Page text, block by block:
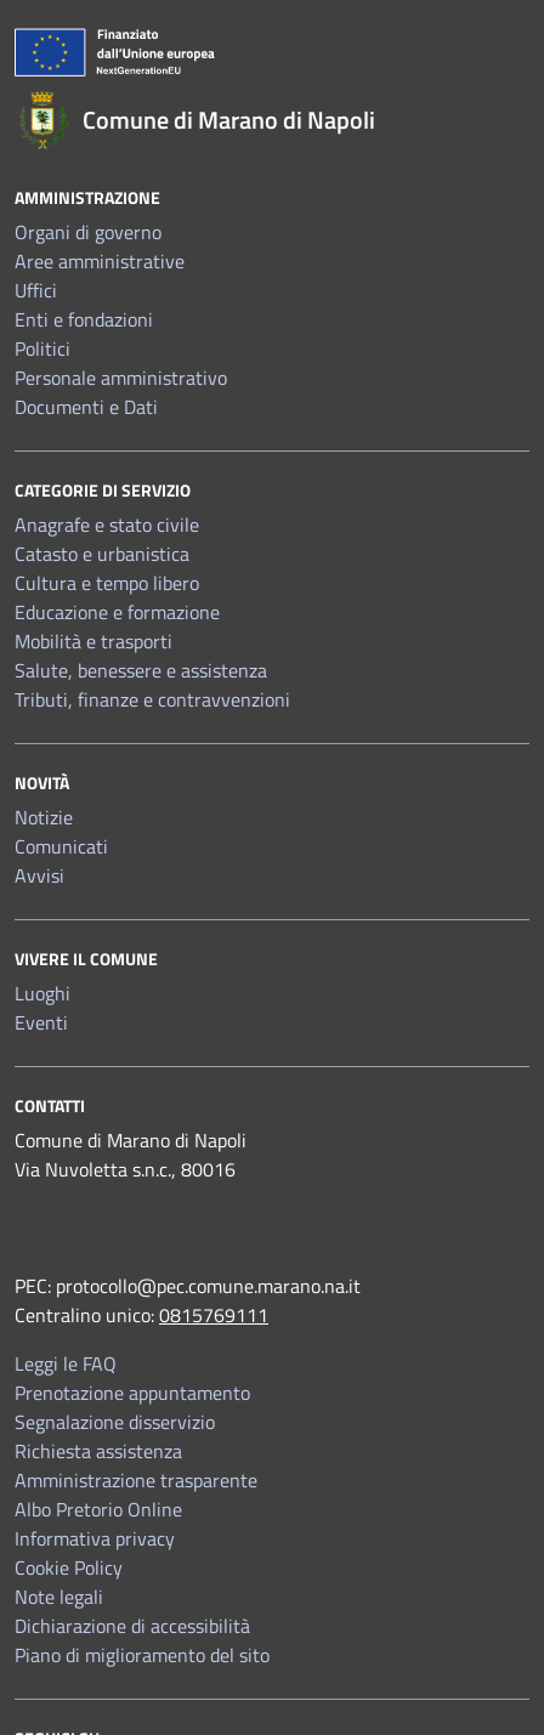
Comune di Marano di Napoli
AMMINISTRAZIONE
Organi di governo
Aree amministrative
Uffici
Enti e fondazioni
Politici
Personale amministrativo
Documenti e Dati
CATEGORIE DI SERVIZIO
Anagrafe e stato civile
Catasto e urbanistica
Cultura e tempo libero
Educazione e formazione
Mobilità e trasporti
Salute, benessere e assistenza
Tributi, finanze e contravvenzioni
NOVITÀ
Notizie
Comunicati
Avvisi
VIVERE IL COMUNE
Luoghi
Eventi
CONTATTI
Comune di Marano di Napoli
Via Nuvoletta s.n.c., 80016
PEC: protocollo@pec.comune.marano.na.it
Centralino unico:0815769111
Leggi le FAQ
Prenotazione appuntamento
Segnalazione disservizio
Richiesta assistenza
Amministrazione trasparente
Albo Pretorio Online
Informativa privacy
Cookie Policy
Note legali
Dichiarazione di accessibilità
Piano di miglioramento del sito